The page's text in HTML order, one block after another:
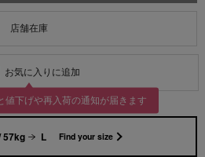
店舗在庫
お気に入りに追加
値下げや再入荷の通知が届きます
57kg L Find your size